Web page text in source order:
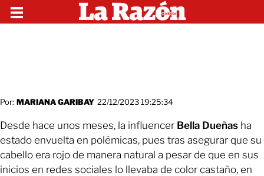
Por: MARIANA GARIBAY 22/12/2023 19:25:34
Desde hace unos meses, la influencer Bella Dueñas ha
estado envuelta en polémicas, pues tras asegurar que su
cabello era rojo de manera natural a pesar de que en sus
inicios en redes sociales lo llevaba de color castaño, en